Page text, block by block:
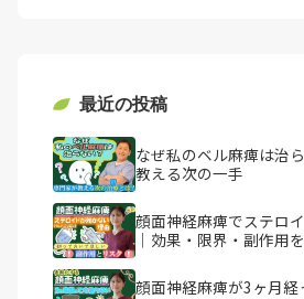
最近の投稿
なぜ私のベル麻痺は治
教える次の一手
顔面神経麻痺でステロ
｜効果・限界・副作用
顔面神経麻痺が3ヶ月経